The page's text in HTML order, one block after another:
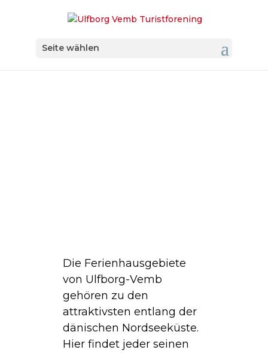
Seite wählen
Die Ferienhausgebiete
von Ulfborg-Vemb
gehören zu den
attraktivsten entlang der
dänischen Nordseeküste.
Hier findet jeder seinen